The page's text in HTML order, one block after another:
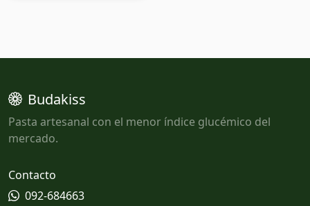
Budakiss
Pasta artesanal con el menor índice glucémico del
mercado.
Contacto
092-684663